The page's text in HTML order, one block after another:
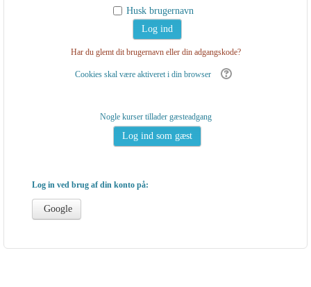
Husk brugernavn
Har du glemt dit brugernavn eller din adgangskode?
Cookies skal være aktiveret i din browser
Nogle kurser tillader gæsteadgang
Log in ved brug af din konto på:
Google